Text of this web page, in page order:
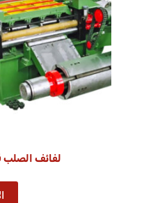
لفائف